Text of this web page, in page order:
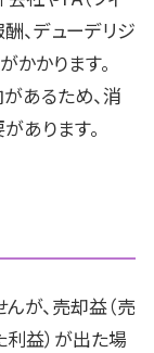
、デューデリジ
かります。
あるため、消
あります。
が、売却益（売
益）が出た場